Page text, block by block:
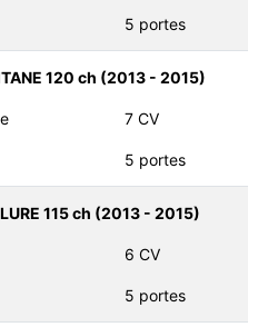
5 portes
120 ch (2013 - 2015)
7 CV
5 portes
115 ch (2013 - 2015)
6 CV
5 portes